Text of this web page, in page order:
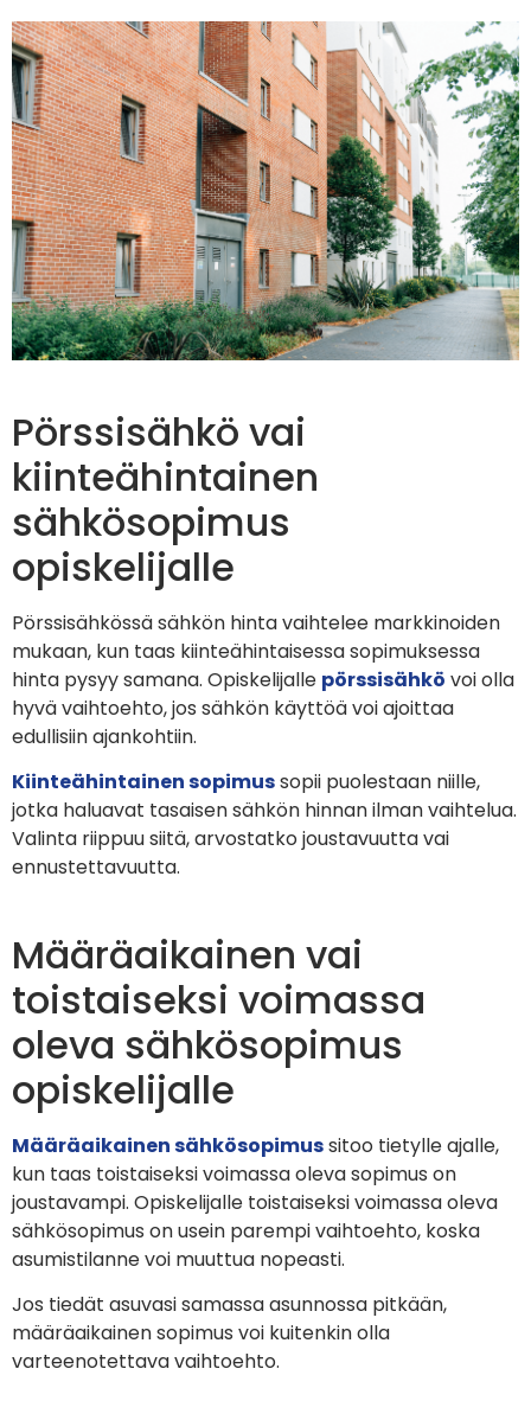
Pörssisähkö vai
kiinteähintainen
sähkösopimus
opiskelijalle
Pörssisähkössä sähkön hinta vaihtelee markkinoiden
mukaan, kun taas kiinteähintaisessa sopimuksessa
hinta pysyy samana. Opiskelijalle pörssisähkö voi olla
hyvä vaihtoehto, jos sähkön käyttöä voi ajoittaa
edullisiin ajankohtiin.
Kiinteähintainen sopimussopii puolestaan niille,
jotka haluavat tasaisen sähkön hinnan ilman vaihtelua.
Valinta riippuu siitä, arvostatko joustavuutta vai
ennustettavuutta.
Määräaikainen vai
toistaiseksi voimassa
oleva sähkösopimus
opiskelijalle
Määräaikainen sähkösopimussitoo tietylle ajalle,
kun taas toistaiseksi voimassa oleva sopimus on
joustavampi. Opiskelijalle toistaiseksi voimassa oleva
sähkösopimus on usein parempi vaihtoehto, koska
asumistilanne voi muuttua nopeasti.
Jos tiedät asuvasi samassa asunnossa pitkään,
määräaikainen sopimus voi kuitenkin olla
varteenotettava vaihtoehto.